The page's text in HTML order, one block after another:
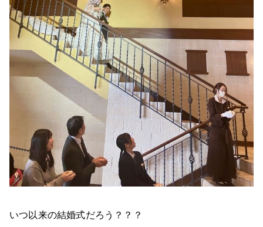
いつ以来の結婚式だろう？？？